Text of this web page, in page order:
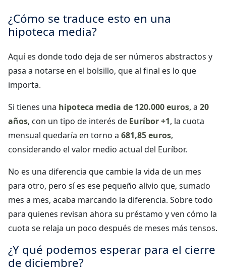
¿Cómo se traduce esto en una
hipoteca media?
Aquí es donde todo deja de ser números abstractos y
pasa a notarse en el bolsillo, que al final es lo que
importa.
Si tienes una hipoteca media de 120.000 euros, a 20
años, con un tipo de interés de Euríbor +1, la cuota
mensual quedaría en torno a 681,85 euros,
considerando el valor medio actual del Euríbor.
No es una diferencia que cambie la vida de un mes
para otro, pero sí es ese pequeño alivio que, sumado
mes a mes, acaba marcando la diferencia. Sobre todo
para quienes revisan ahora su préstamo y ven cómo la
cuota se relaja un poco después de meses más tensos.
¿Y qué podemos esperar para el cierre
de diciembre?